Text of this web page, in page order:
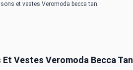
et vestes Veromoda becca tan
Vestes Veromoda Becca Tan